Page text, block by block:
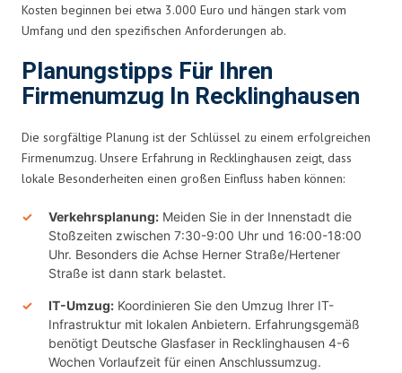
Kosten beginnen bei etwa 3.000 Euro und hängen stark vom
Umfang und den spezifischen Anforderungen ab.
Planungstipps Für Ihren
Firmenumzug In Recklinghausen
Die sorgfältige Planung ist der Schlüssel zu einem erfolgreichen
Firmenumzug. Unsere Erfahrung in Recklinghausen zeigt, dass
lokale Besonderheiten einen großen Einfluss haben können:
Verkehrsplanung: Meiden Sie in der Innenstadt die
Stoßzeiten zwischen 7:30-9:00 Uhr und 16:00-18:00
Uhr. Besonders die Achse Herner Straße/Hertener
Straße ist dann stark belastet.
IT-Umzug: Koordinieren Sie den Umzug Ihrer IT-
Infrastruktur mit lokalen Anbietern. Erfahrungsgemäß
benötigt Deutsche Glasfaser in Recklinghausen 4-6
Wochen Vorlaufzeit für einen Anschlussumzug.